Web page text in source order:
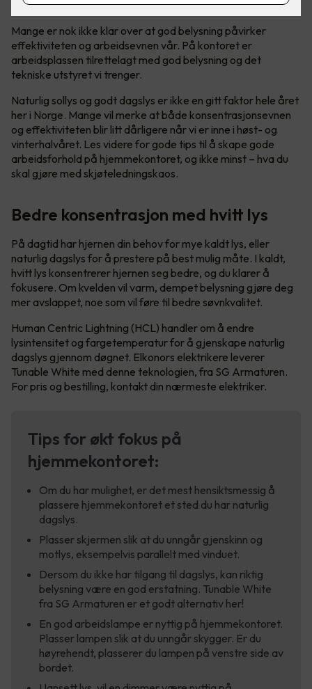
Mange er nok ikke klar over at god belysning påvirker
effektiviteten og arbeidsevnen vår. På kontoret er
arbeidsplassen tilrettelagt med god belysning og det
tekniske utstyret vi trenger.
Naturlig sollys og godt dagslys er ikke en gitt faktor hele året
her i Norge. Mange vil merke at både konsentrasjonsevnen
og effektiviteten blir litt dårligere når vi er inne i høst- og
vinterhalvåret. Les videre for gode tips til å skape gode
arbeidsforhold på hjemmekontoret, og ikke minst – hva du
skal gjøre med skjøteledningskaos.
Bedre konsentrasjon med hvitt lys
På dagtid har hjernen din behov for mye kaldt lys, eller
naturlig dagslys for å prestere på best mulig måte. I kaldt,
hvitt lys konsentrerer hjernen seg bedre, og du klarer å
fokusere. Om kvelden vil varm, dempet belysning gjøre deg
mer avslappet, noe som vil føre til bedre søvnkvalitet.
Human Centric Lightning (HCL) handler om å endre
lysintensitet og fargetemperatur for å gjenskape naturlig
dagslys gjennom døgnet. Elkonors elektrikere leverer
Tunable White med denne teknologien, fra SG Armaturen.
For pris og bestilling, kontakt din nærmeste elektriker.
Tips for økt fokus på
hjemmekontoret:
Om du har mulighet, er det mest hensiktsmessig å
plassere hjemmekontoret et sted du har naturlig
dagslys.
Plasser skjermen slik at du unngår gjenskinn og
motlys, eksempelvis parallelt med vinduet.
Dersom du ikke har tilgang til dagslys, kan riktig
belysning være en god erstatning. Tunable White
fra SG Armaturen er et godt alternativ her!
En god arbeidslampe er nyttig på hjemmekontoret.
Plasser lampen slik at du unngår skygger. Er du
høyrehendt, plasserer du lampen på venstre side av
bordet.